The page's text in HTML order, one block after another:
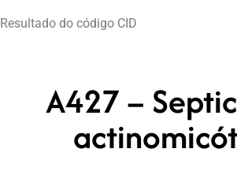
Resultado do código CID
A427 –